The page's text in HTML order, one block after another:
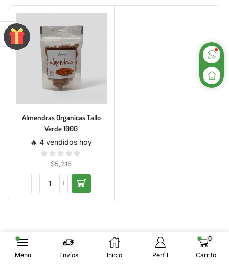
Almendras Organicas Tallo
Verde 100G
🔥 4 vendidos hoy
$5,216
Menu Envíos Inicio Perfil
0
Carrito